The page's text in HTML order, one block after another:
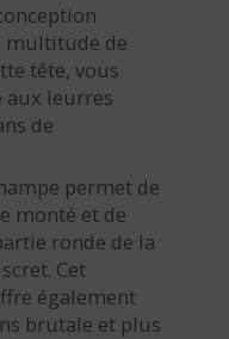
multitude de
tête, vous
aux leurres
de
permet de
monté et de
ronde de la
Cet
également
brutale et plus